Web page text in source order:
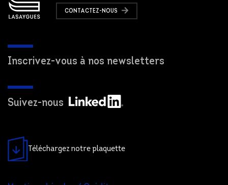
CONTACTEZ-NOUS
Inscrivez-vous à nos newsletters
Suivez-nous
Téléchargez notre plaquette